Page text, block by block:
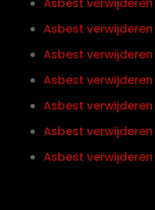
Asbest
Asbest verwijderen
Asbest
Asbest verwijderen
Asbest
Asbest
Asbest